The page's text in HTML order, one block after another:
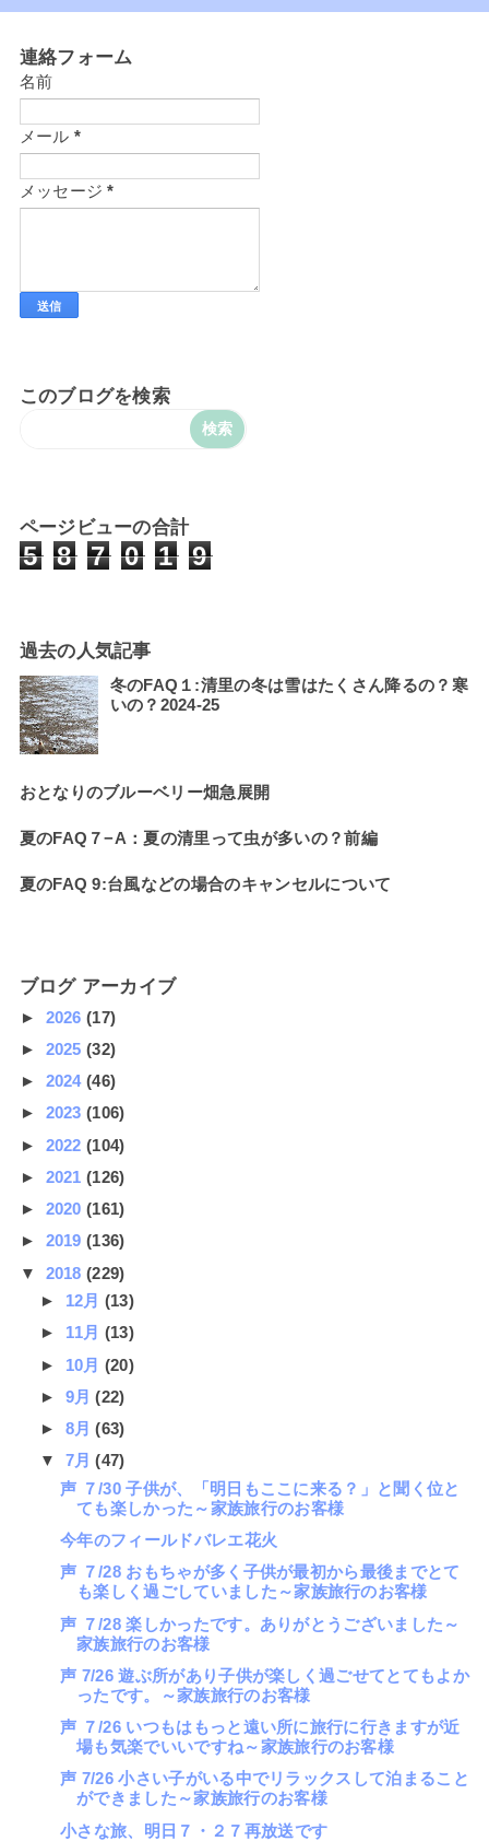
連絡フォーム
名前
メール *
メッセージ*
このブログを検索
ページビューの合計
5 8 7 0 1 9
過去の人気記事
冬のFAQ１:清里の冬は雪はたくさん降るの？寒
いの？2024-25
おとなりのブルーベリー畑急展開
夏のFAQ７−A：夏の清里って虫が多いの？前編
夏のFAQ 9:台風などの場合のキャンセルについて
ブログ アーカイブ
► 2026(17)
► 2025(32)
► 2024(46)
► 2023(106)
► 2022(104)
► 2021(126)
► 2020(161)
► 2019(136)
▼ 2018(229)
► 12月 (13)
► 11月 (13)
► 10月 (20)
► 9月(22)
► 8月(63)
▼ 7月(47)
声 ７/30 子供が、「明日もここに来る？」と聞く位と
ても楽しかった～家族旅行のお客様
今年のフィールドバレエ花火
声 ７/28 おもちゃが多く子供が最初から最後までとて
も楽しく過ごしていました～家族旅行のお客様
声 ７/28 楽しかったです。ありがとうございました～
家族旅行のお客様
声 7/26 遊ぶ所があり子供が楽しく過ごせてとてもよか
ったです。～家族旅行のお客様
声 ７/26 いつもはもっと遠い所に旅行に行きますが近
場も気楽でいいですね～家族旅行のお客様
声 7/26 小さい子がいる中でリラックスして泊まること
ができました～家族旅行のお客様
小さな旅、明日７・２７再放送です